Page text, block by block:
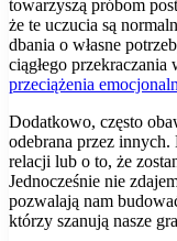
towarzyszą próbom
że te uczucia są
dbania o własne
ciągłego
przeciążenia
Dodatkowo, często
odebrana przez
relacji lub o to, że
Jednocześnie nie
pozwalają nam
którzy szanują nasze